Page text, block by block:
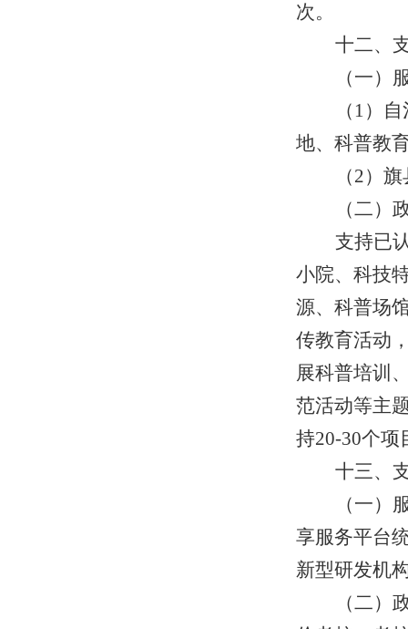
次。
十二、
（一）
（1）
地、科普教
（2）
（二）
支持已
小院、科技
源、科普场
传教育活动
展科普培训
范活动等主
持20-30个项
十三、
（一）
享服务平台
新型研发机
（二）